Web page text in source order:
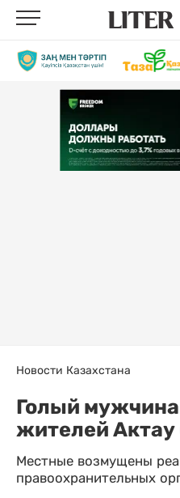
Новости Казахстана
Голый мужчина
жителей
Местные возмущены
правоохранительных